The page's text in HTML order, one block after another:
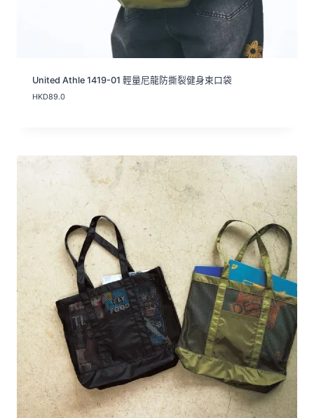
United Athle 1419-01 輕量尼龍防撕裂健身束口袋
HKD89.0